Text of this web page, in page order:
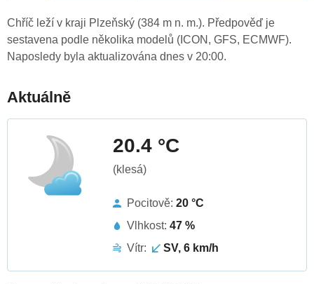
Chříč leží v kraji Plzeňský (384 m n. m.). Předpověď je
sestavena podle několika modelů (ICON, GFS, ECMWF).
Naposledy byla aktualizována dnes v 20:00.
Aktuálně
20.4 °C
(klesá)
Pocitově: 20 °C
Vlhkost: 47 %
Vítr:
SV, 6 km/h